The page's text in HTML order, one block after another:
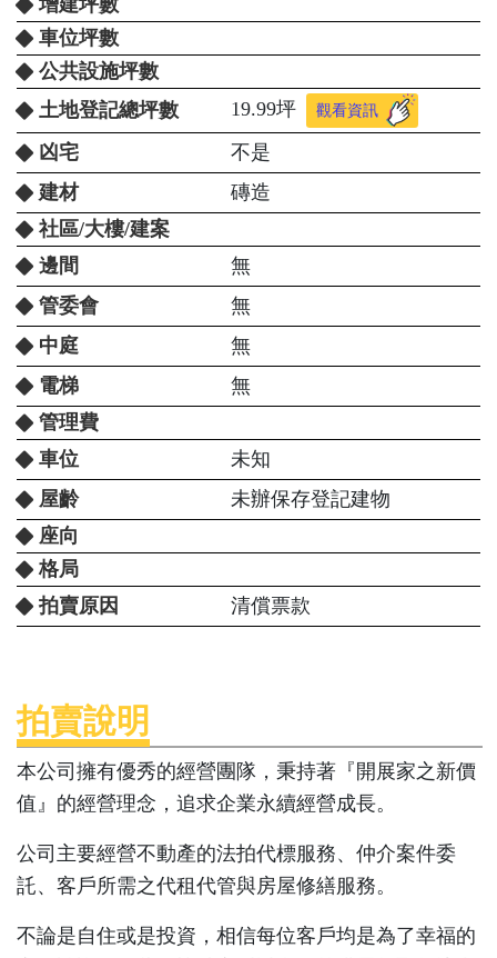
車位坪數
公共設施坪數
土地登記總坪數
19.99坪 觀看資訊
凶宅
不是
建材
磚造
社區/大樓/建案
邊間
無
管委會
無
中庭
無
電梯
無
管理費
車位
未知
屋齡
未辦保存登記建物
座向
格局
拍賣原因
清償票款
拍賣說明
本公司擁有優秀的經營團隊，秉持著『開展家之新價
值』的經營理念，追求企業永續經營成長。
公司主要經營不動產的法拍代標服務、仲介案件委
託、客戶所需之代租代管與房屋修繕服務。
不論是自住或是投資，相信每位客戶均是為了幸福的